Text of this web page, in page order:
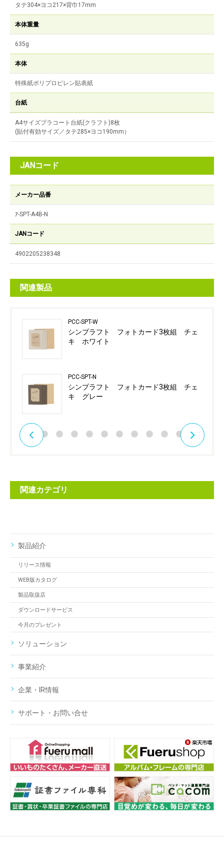
タテ304×ヨコ217×背巾17mm
本体重量
635g
本体
特殊紙ポリプロピレン貼表紙
台紙
A4サイズプラコート台紙(クラフト)8枚
(貼付有効サイズ／タテ285×ヨコ190mm）
JANコード
メーカー品番
ｱ-SPT-A4B-N
JANコード
4902205238348
関連製品
PCC-SPT-W
シンプラフト フォトカード3枚組 チェ
キ ホワイト
PCC-SPT-N
シンプラフト フォトカード3枚組 チェ
キ グレー
関連カテゴリ
製品紹介
リリース情報
WEB版カタログ
製品取扱店
ダウンロードサービス
今月のプレゼント
ソリューション
事業紹介
企業・IR情報
サポート・お問い合せ